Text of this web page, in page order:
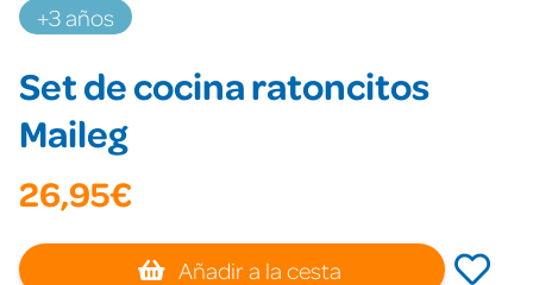
+3 años
Set de cocina ratoncitos
Maileg
26,95€
Añadir a la cesta